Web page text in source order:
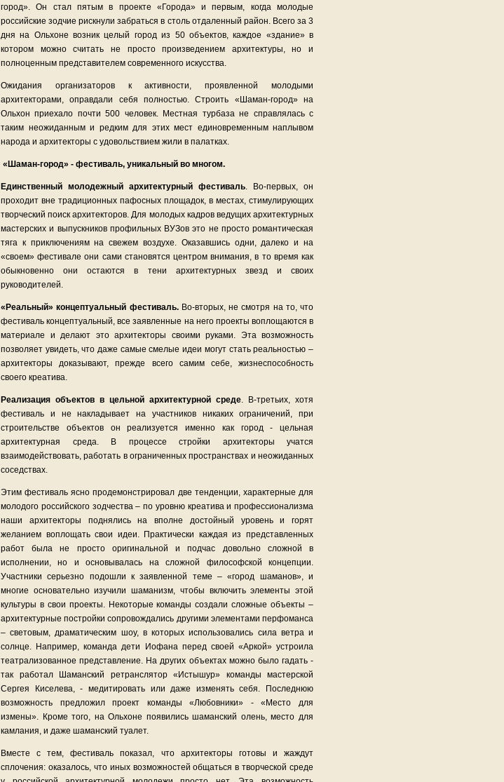
город». Он стал пятым в проекте «Города» и первым, когда молодые
российские зодчие рискнули забраться в столь отдаленный район. Всего за 3
дня на Ольхоне возник целый город из 50 объектов, каждое «здание» в
котором можно считать не просто произведением архитектуры, но и
полноценным представителем современного искусства.
Ожидания организаторов к активности, проявленной молодыми
архитекторами, оправдали себя полностью. Строить «Шаман-город» на
Ольхон приехало почти 500 человек. Местная турбаза не справлялась с
таким неожиданным и редким для этих мест единовременным наплывом
народа и архитекторы с удовольствием жили в палатках.
«Шаман-город» - фестиваль, уникальный во многом.
Единственный молодежный архитектурный фестиваль. Во-первых, он
проходит вне традиционных пафосных площадок, в местах, стимулирующих
творческий поиск архитекторов. Для молодых кадров ведущих архитектурных
мастерских и выпускников профильных ВУЗов это не просто романтическая
тяга к приключениям на свежем воздухе. Оказавшись одни, далеко и на
«своем» фестивале они сами становятся центром внимания, в то время как
обыкновенно они остаются в тени архитектурных звезд и своих
руководителей.
«Реальный» концептуальный фестиваль.Во-вторых, не смотря на то, что
фестиваль концептуальный, все заявленные на него проекты воплощаются в
материале и делают это архитекторы своими руками. Эта возможность
позволяет увидеть, что даже самые смелые идеи могут стать реальностью –
архитекторы доказывают, прежде всего самим себе, жизнеспособность
своего креатива.
Реализация объектов в цельной архитектурной среде. В-третьих, хотя
фестиваль и не накладывает на участников никаких ограничений, при
строительстве объектов он реализуется именно как город - цельная
архитектурная среда. В процессе стройки архитекторы учатся
взаимодействовать, работать в ограниченных пространствах и неожиданных
соседствах.
Этим фестиваль ясно продемонстрировал две тенденции, характерные для
молодого российского зодчества – по уровню креатива и профессионализма
наши архитекторы поднялись на вполне достойный уровень и горят
желанием воплощать свои идеи. Практически каждая из представленных
работ была не просто оригинальной и подчас довольно сложной в
исполнении, но и основывалась на сложной философской концепции.
Участники серьезно подошли к заявленной теме – «город шаманов», и
многие основательно изучили шаманизм, чтобы включить элементы этой
культуры в свои проекты. Некоторые команды создали сложные объекты –
архитектурные постройки сопровождались другими элементами перфоманса
– световым, драматическим шоу, в которых использовались сила ветра и
солнце. Например, команда дети Иофана перед своей «Аркой» устроила
театрализованное представление. На других объектах можно было гадать -
так работал Шаманский ретранслятор «Истышур» команды мастерской
Сергея Киселева, - медитировать или даже изменять себя. Последнюю
возможность предложил проект команды «Любовники» - «Место для
измены». Кроме того, на Ольхоне появились шаманский олень, место для
камлания, и даже шаманский туалет.
Вместе с тем, фестиваль показал, что архитекторы готовы и жаждут
сплочения: оказалось, что иных возможностей общаться в творческой среде